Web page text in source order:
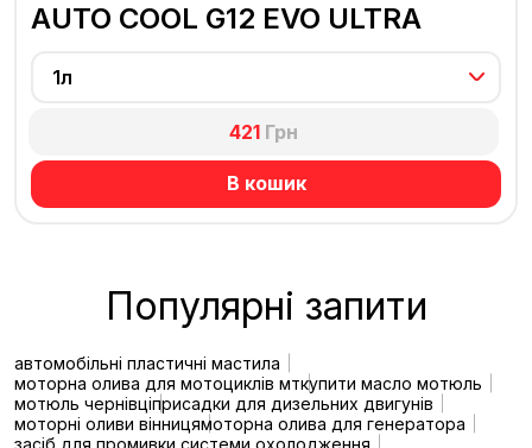
AUTO COOL G12 EVO ULTRA
1л
421Грн
В кошик
Популярні запити
автомобільні пластичні мастила
моторна олива для мотоциклів мткупити масло мотюль
мотюль чернівціприсадки для дизельних двигунів
моторні оливи вінницямоторна олива для генератора
засіб для промивки системи охолодження